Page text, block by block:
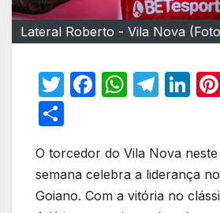
Lateral Roberto - Vila Nova
T
er
F
e
b
W
s
A
T
gr
a
Li
e
dI
ar
e
O torcedor do Vila Nova
semana celebra a liderança
Goiano. Com a vitória no